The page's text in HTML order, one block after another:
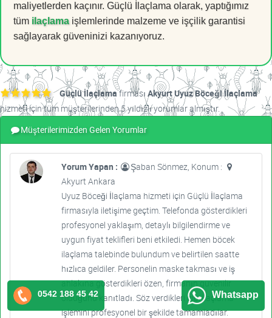
maliyetlerden kaçınır. Güçlü İlaçlama olarak, yaptığımız
tüm ilaçlamaişlemlerinde malzeme ve işçilik garantisi
sağlayarak güveninizi kazanıyoruz.
Güçlü İlaçlamafirması Akyurt Uyuz Böceği İlaçlama
hizmeti için tüm müşterilerinden 5 yıldızlı yorumlar almıştır.
Müşterilerimizden Gelen Yorumlar
Yorum Yapan :
Şaban Sönmez, Konum :
Akyurt Ankara
Uyuz Böceği İlaçlama hizmeti için Güçlü İlaçlama
firmasıyla iletişime geçtim. Telefonda gösterdikleri
profesyonel yaklaşım, detaylı bilgilendirme ve
uygun fiyat teklifleri beni etkiledi. Hemen böcek
ilaçlama talebinde bulundum ve belirtilen saatte
hızlıca geldiler. Personelin maske takması ve iş
ahlakına gösterdikleri özen, firmanın güvenilir
olduğunu kanıtladı. Söz verdikleri gibi ilaçlama
işlemini profesyonel bir şekilde tamamladılar.
0542 188 45 42 Whatsapp